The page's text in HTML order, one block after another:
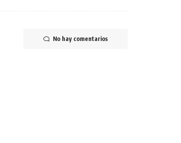
No hay comentarios